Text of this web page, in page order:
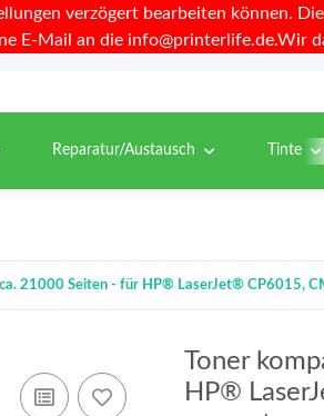
verzögert bearbeiten können.
E-Mail an die info@printerlife.de.Wir
Reparatur/Austausch Tinte
21000 Seiten - für HP® LaserJet® CP6015,
Toner
HP®